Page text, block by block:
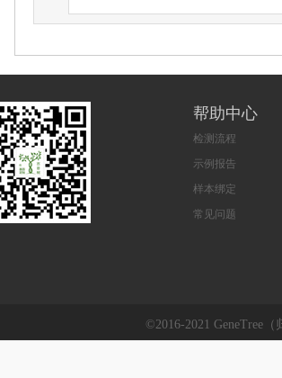
帮助中心
检测流程
示例报告
样本绑定
常见问题
©2016-2021 GeneTree